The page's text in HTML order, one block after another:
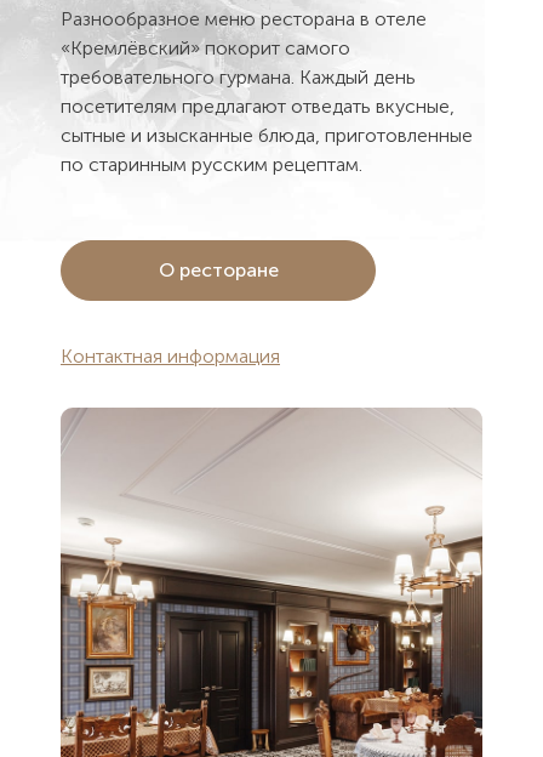
Разнообразное меню ресторана в отеле
«Кремлёвский» покорит самого
требовательного гурмана. Каждый день
посетителям предлагают отведать вкусные,
сытные и изысканные блюда, приготовленные
по старинным русским рецептам.
О ресторане
Контактная информация